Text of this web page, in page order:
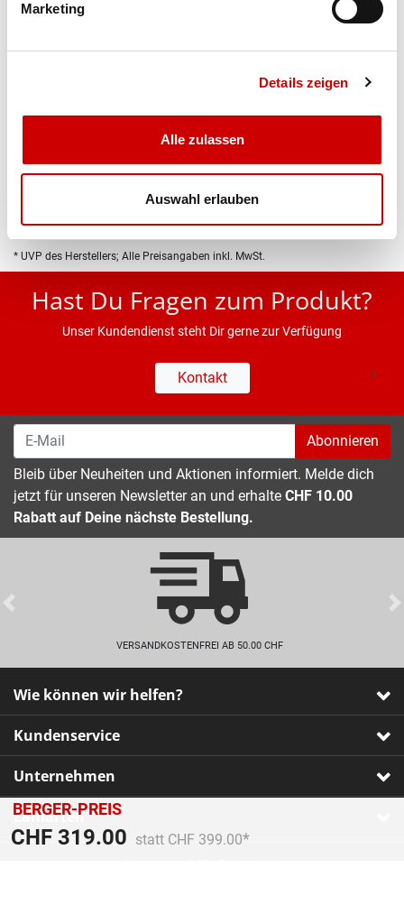
Marketing
Details zeigen
Alle zulassen
Auswahl erlauben
BERGER-PREIS
CHF 319.00 Preis reduziert von
statt CHF 399.00
An
Bis 17:00 Uhr bestellen: morgen geliefert - ab CHF 50.00
Produktbeschreibung
* UVP des Herstellers; Alle Preisangaben inkl. MwSt.
Hast Du Fragen zum Produkt?
Unser Kundendienst steht Dir gerne zur Verfügung
Kontakt
Abonnieren
Bleib über Neuheiten und Aktionen informiert. Melde dich
jetzt für unseren Newsletter an und erhalte CHF 10.00
Rabatt auf Deine nächste Bestellung.
VERSANDKOSTENFREI AB 50.00 CHF
Previous
Wie können wir helfen?
Kundenservice
Unternehmen
Zahlarten